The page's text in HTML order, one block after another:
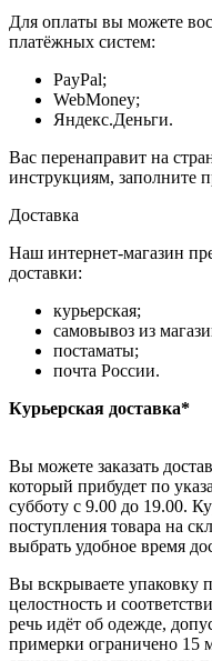
Для оплаты вы можете
платёжных систем:
PayPal;
WebMoney;
Яндекс.Деньги.
Вас перенаправит на
инструкциям, заполните
Доставка
Наш интернет-магазин
доставки:
курьерская;
самовывоз из
постаматы;
почта России.
Курьерская доставка*
Вы можете заказать
который прибудет по
субботу с 9.00 до 19.00.
поступления товара на
выбрать удобное время
Вы вскрываете упаковку
целостность и
речь идёт об одежде,
примерки ограничено 15